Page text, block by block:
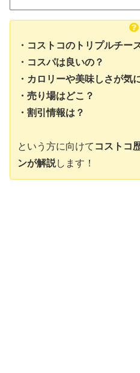
・コストコのトリプルチー
・コスパは良いの？
・カロリーや美味しさが気
・売り場はどこ？
・割引情報は？
という方に向けて コストコ
ンが解説します！